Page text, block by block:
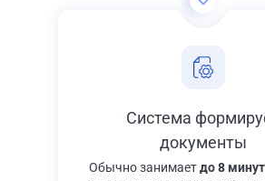
Система
документы
Обычно занимаетдо 8 минут